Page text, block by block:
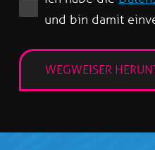
und bin damit